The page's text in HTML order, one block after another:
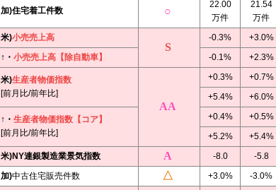
加)住宅着工件数
22.00
万件
21.54
万件
米)小売売上高 -0.3%
+3.0%
↑・ 小売売上高【除自動車】 -0.1% +2.3%
米)生産者物価指数
[前月比/前年比]
+0.3%
+0.7%
+5.4%
+6.0%
↑・ 生産者物価指数【コア】
[前月比/前年比]
+0.4%
+0.5%
+5.2%
+5.4%
米)NY連銀製造業景気指数
-8.0
-5.8
加)中古住宅販売件数 +3.0% -3.0%